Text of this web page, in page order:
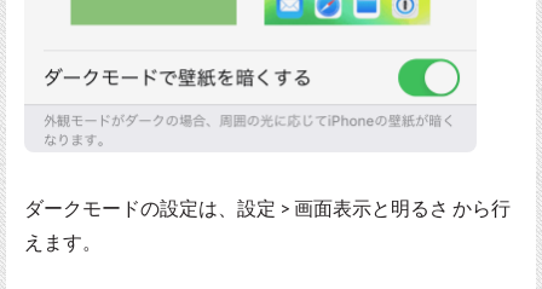
ダークモードの設定は、設定 > 画面表示と明るさ から行
えます。